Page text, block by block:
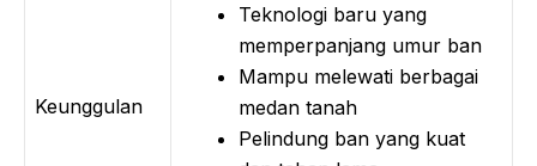
Keunggulan
Teknologi baru yang
memperpanjang umur ban
Mampu melewati berbagai
medan tanah
Pelindung ban yang kuat